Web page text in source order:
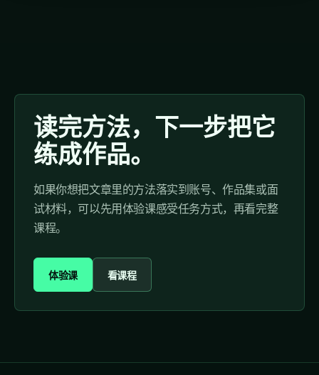
读完方法，下一步把它
练成作品。
如果你想把文章里的方法落实到账号、作品集或面
试材料，可以先用体验课感受任务方式，再看完整
课程。
体验课 看课程